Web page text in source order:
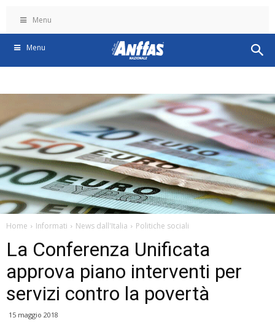
Menu
Menu
Home Informati News dall'Italia Politiche sociali
La Conferenza Unificata
approva piano interventi per
servizi contro la povertà
15 maggio 2018